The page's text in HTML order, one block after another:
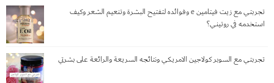
تجربتي مع زيت فيتامين e وفوائده لتفتيح البشرة وتنعيم الشعر وكيف
استخدمه في روتيني؟
تجربتي مع السوبر كولاجين الامريكي ونتائجه السريعة والرائعة على بشرتي